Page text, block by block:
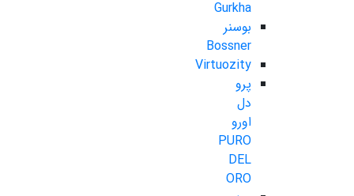
Gurkha
بوسنر
Bossner
Virtuozity
پرو
دل
اورو
PURO
DEL
ORO